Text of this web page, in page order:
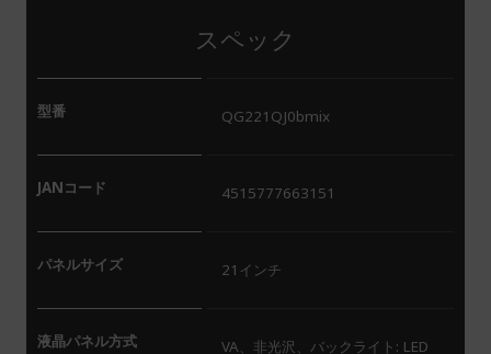
スペック
型番 QG221QJ0bmix
JANコード 4515777663151
パネルサイズ 21インチ
液晶パネル方式 VA、非光沢、バックライト: LED